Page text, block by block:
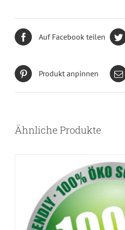
Auf Facebook teilen
Produkt anpinnen
Ähnliche Produkte